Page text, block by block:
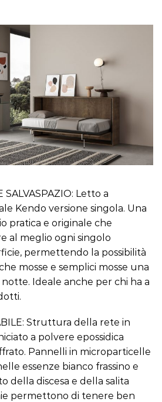
SALVASPAZIO: Letto a
Kendo versione singola. Una
pratica e originale che
al meglio ogni singolo
permettendo la possibilità
mosse e semplici mosse una
Ideale anche per chi ha a
Struttura della rete in
a polvere epossidica
Pannelli in microparticelle
essenze bianco frassino e
della discesa e della salita
permettono di tenere ben